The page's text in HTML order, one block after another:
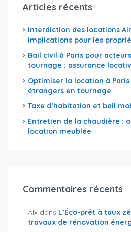
Articles récents
Interdiction des locations
implications pour les
Bail civil à Paris pour
tournage : assurance
Optimiser la location à
étrangers en tournage
Taxe d’habitation et bail
Entretien de la chaudière :
location meublée
Commentaires récents
Alx dans L’Éco-prêt à taux
travaux de rénovation